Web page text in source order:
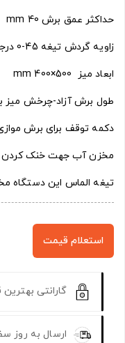
حداکثر عمق برش 40 mm
زاویه گردش تیغه 45-0 درجه
ابعاد میز 500×400 mm
طول برش آزاد-چرخش میز برای
دکمه توقف برای برش
مخزن آب جهت خنک کردن
تیغه الماس این
استعلام قیمت
گارانتی
ارسال به روز